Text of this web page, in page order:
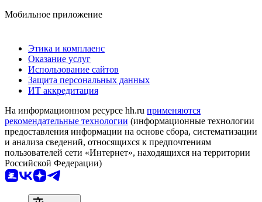
Мобильное приложение
Этика и комплаенс
Оказание услуг
Использование сайтов
Защита персональных данных
ИТ аккредитация
На информационном ресурсе hh.ru применяются
рекомендательные технологии (информационные технологии
предоставления информации на основе сбора, систематизации
и анализа сведений, относящихся к предпочтениям
пользователей сети «Интернет», находящихся на территории
Российской Федерации)